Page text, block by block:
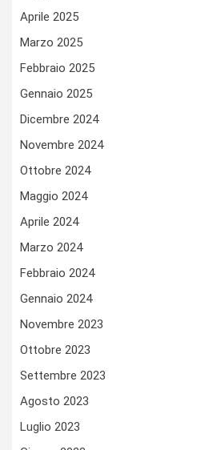
Aprile 2025
Marzo 2025
Febbraio 2025
Gennaio 2025
Dicembre 2024
Novembre 2024
Ottobre 2024
Maggio 2024
Aprile 2024
Marzo 2024
Febbraio 2024
Gennaio 2024
Novembre 2023
Ottobre 2023
Settembre 2023
Agosto 2023
Luglio 2023